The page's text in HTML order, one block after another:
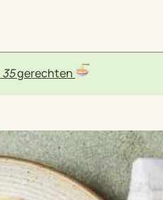
35gerechten